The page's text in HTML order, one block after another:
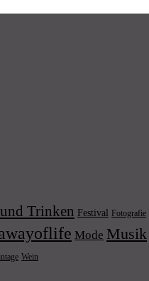
Trinken Festival Fotografie
Mode Musik
Wein